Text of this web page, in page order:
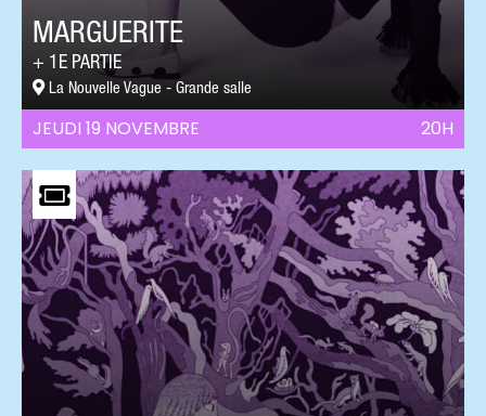
JEUDI 19 NOVEMBRE 20H
MARGUERITE
1E PARTIE
La Nouvelle Vague - Grande salle